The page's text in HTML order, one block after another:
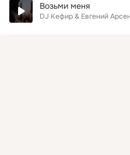
Возьми меня
DJ Кефир & Евгений